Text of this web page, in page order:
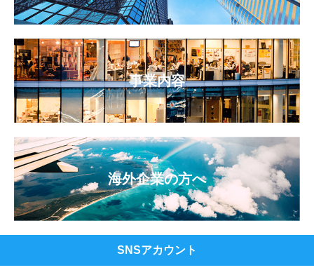
事業内容
海外企業の方へ
SNSアカウント